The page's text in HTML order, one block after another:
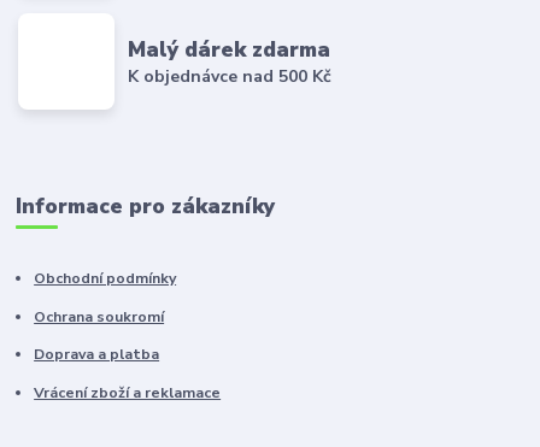
Malý dárek zdarma
K objednávce nad 500 Kč
Informace pro zákazníky
Obchodní podmínky
Ochrana soukromí
Doprava a platba
Vrácení zboží a reklamace